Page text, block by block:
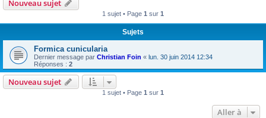
Nouveau sujet
1 sujet • Page 1 sur 1
Sujets
Formica cunicularia
Dernier message par Christian Foin « lun. 30 juin 2014 12:34
Réponses : 2
Nouveau sujet
1 sujet • Page 1 sur 1
Aller à